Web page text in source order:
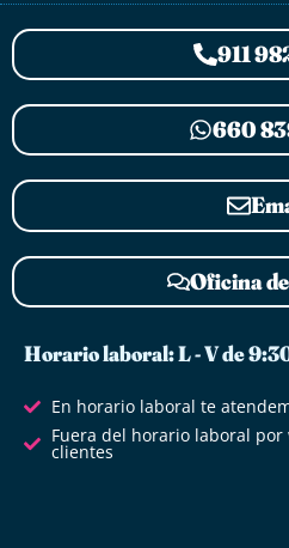
911
660
Oficina
Horario laboral: L - V de
En horario laboral te
Fuera del horario laboral
clientes